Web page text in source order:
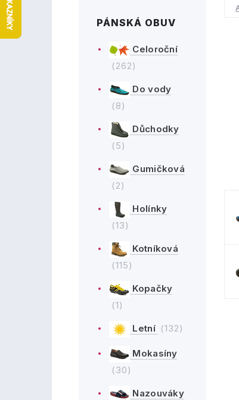
PÁNSKÁ OBUV
Celoroční
(262)
Do vody
(8)
Důchodky
(5)
Gumičková
(2)
Holínky
(13)
Kotníková
(115)
Kopačky
(1)
Letní (132)
Mokasíny
(30)
Nazouváky